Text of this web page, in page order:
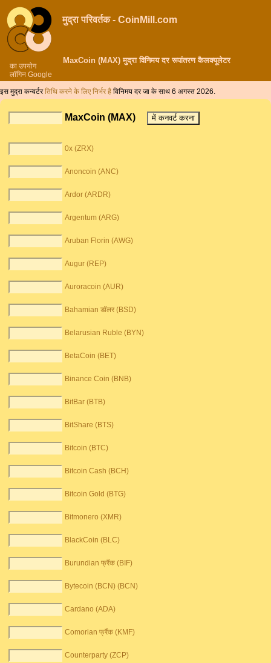
का उपयोग
लॉगिन Google
मुद्रा परिवर्तक - CoinMill.com
MaxCoin (MAX) मुद्रा विनिमय दर रूपांतरण कैलक्यूलेटर
इस मुद्रा कन्वर्टरतिथि करने के लिए निर्भर है विनिमय दर जा के साथ 6 अगस्त 2026.
MaxCoin (MAX)
0x (ZRX)
Anoncoin (ANC)
Ardor (ARDR)
Argentum (ARG)
Aruban Florin (AWG)
Augur (REP)
Auroracoin (AUR)
Bahamian डॉलर (BSD)
Belarusian Ruble (BYN)
BetaCoin (BET)
Binance Coin (BNB)
BitBar (BTB)
BitShare (BTS)
Bitcoin (BTC)
Bitcoin Cash (BCH)
Bitcoin Gold (BTG)
Bitmonero (XMR)
BlackCoin (BLC)
Burundian फ्रैंक (BIF)
Bytecoin (BCN) (BCN)
Cardano (ADA)
Comorian फ्रैंक (KMF)
Counterparty (ZCP)